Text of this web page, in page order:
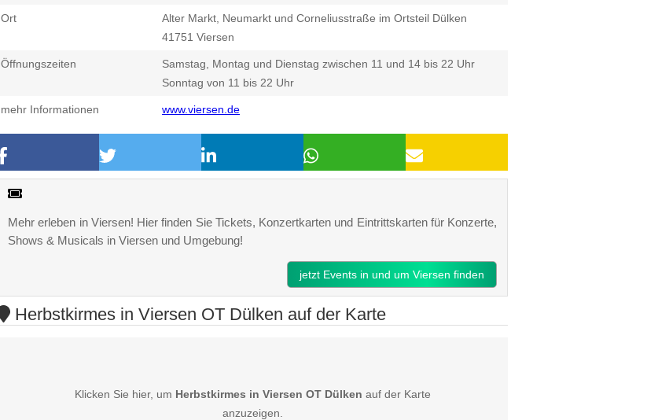
Ort
Alter Markt, Neumarkt und Corneliusstraße im Ortsteil Dülken
41751 Viersen
Öffnungszeiten
Samstag, Montag und Dienstag zwischen 11 und 14 bis 22 Uhr
Sonntag von 11 bis 22 Uhr
mehr Informationen www.viersen.de
Mehr erleben in Viersen! Hier finden Sie Tickets, Konzertkarten und Eintrittskarten für Konzerte,
Shows & Musicals in Viersen und Umgebung!
jetzt Events in und um Viersen finden
Herbstkirmes in Viersen OT Dülken auf der Karte
Klicken Sie hier, um Herbstkirmes in Viersen OT Dülken auf der Karte
anzuzeigen.